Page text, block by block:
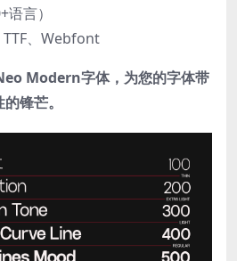
言）
TTF、Webfont
Modern字体，为您的字体带
锋芒。